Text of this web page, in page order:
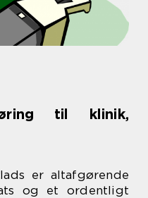
til klinik,
er altafgørende
og et ordentligt